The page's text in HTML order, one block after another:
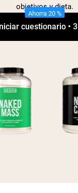
objetivos y dieta.
cuestionario •
Ahorra 20 %